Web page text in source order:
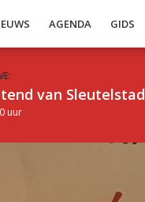
AGENDA GIDS
van Sleutelstad
uur